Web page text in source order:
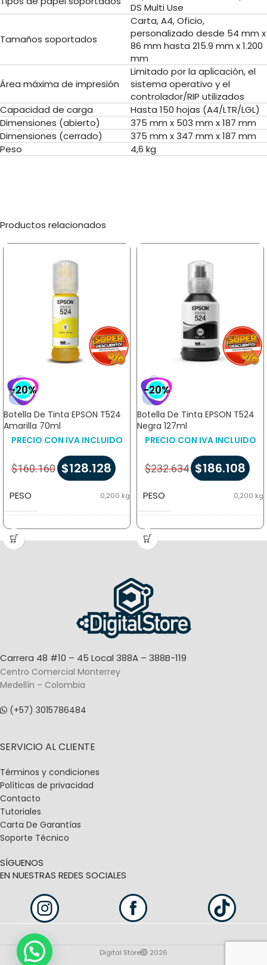
DS Multi Use
Tamaños soportados
Carta, A4, Oficio,
personalizado desde 54 mm x
86 mm hasta 215.9 mm x 1.200
mm
Área máxima de impresión
Limitado por la aplicación, el
sistema operativo y el
controlador/RIP utilizados
Capacidad de carga
Hasta 150 hojas (A4/LTR/LGL)
Dimensiones (abierto)
375 mm x 503 mm x 187 mm
Dimensiones (cerrado)
375 mm x 347 mm x 187 mm
Peso
4,6 kg
Productos relacionados
-20%
Botella De Tinta EPSON T524
Amarilla 70ml
PRECIO CON IVA INCLUIDO
$160.160 $128.128
PESO 0,200 kg
DIMENSIONES
-20%
Botella De Tinta EPSON T524
Negra 127ml
PRECIO CON IVA INCLUIDO
$232.634 $186.108
PESO 0,200 kg
DIMENSIONES
Carrera 48 #10 – 45 Local 388A – 388B-119
Centro Comercial Monterrey
Medellín – Colombia
(+57) 3015786484
SERVICIO AL CLIENTE
Términos y condiciones
Políticas de privacidad
Contacto
Tutoriales
Carta De Garantías
Soporte Técnico
SÍGUENOS
EN NUESTRAS REDES SOCIALES
Digital Store 2026